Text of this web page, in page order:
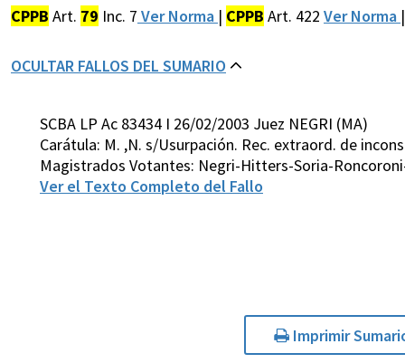
CPPB Art. 79 Inc. 7 Ver Norma | CPPB Art. 422 Ver Norma
OCULTAR FALLOS DEL SUMARIO
SCBA LP Ac 83434 I 26/02/2003 Juez NEGRI (MA)
Carátula: M. ,N. s/Usurpación. Rec. extraord. de
Magistrados Votantes: Negri-Hitters-Soria-
Ver el Texto Completo del Fallo
Imprimir